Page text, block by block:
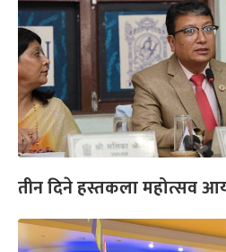
तीन दिने हस्तकला महोत्सव